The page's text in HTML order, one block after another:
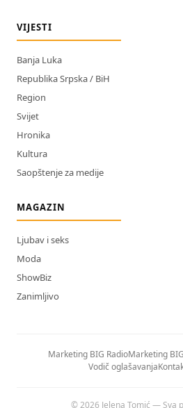
VIJESTI
Banja Luka
Republika Srpska / BiH
Region
Svijet
Hronika
Kultura
Saopštenje za medije
MAGAZIN
Ljubav i seks
Moda
ShowBiz
Zanimljivo
Marketing BIG RadioMarketing
Vodič oglašavanja
© 2026 Jelena Tomić — Sva